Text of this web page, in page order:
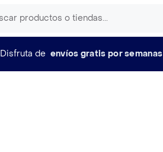
Disfruta de envíos gratis por semanas